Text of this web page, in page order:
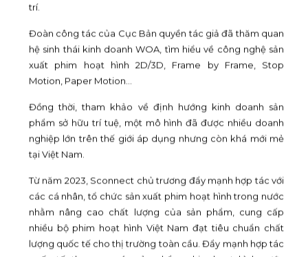
trí.
Đoàn công tác của Cục Bản quyền tác giả đã thăm quan
hệ sinh thái kinh doanh WOA, tìm hiểu về công nghệ sản
xuất phim hoạt hình 2D/3D, Frame by Frame, Stop
Motion, Paper Motion…
Đồng thời, tham khảo về định hướng kinh doanh sản
phẩm sở hữu trí tuệ, một mô hình đã được nhiều doanh
nghiệp lớn trên thế giới áp dụng nhưng còn khá mới mẻ
tại Việt Nam.
Từ năm 2023, Sconnect chủ trương đẩy mạnh hợp tác với
các cá nhân, tổ chức sản xuất phim hoạt hình trong nước
nhằm nâng cao chất lượng của sản phẩm, cung cấp
nhiều bộ phim hoạt hình Việt Nam đạt tiêu chuẩn chất
lượng quốc tế cho thị trường toàn cầu. Đẩy mạnh hợp tác